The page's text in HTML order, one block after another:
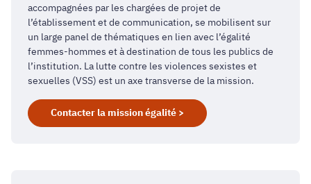
accompagnées par les chargées de projet de
l’établissement et de communication, se mobilisent sur
un large panel de thématiques en lien avec l’égalité
femmes-hommes et à destination de tous les publics de
l’institution. La lutte contre les violences sexistes et
sexuelles (VSS) est un axe transverse de la mission.
Contacter la mission égalité >